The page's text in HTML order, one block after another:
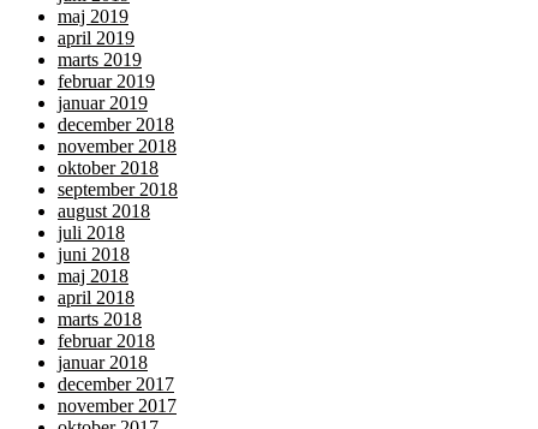
maj 2019
april 2019
marts 2019
februar 2019
januar 2019
december 2018
november 2018
oktober 2018
september 2018
august 2018
juli 2018
juni 2018
maj 2018
april 2018
marts 2018
februar 2018
januar 2018
december 2017
november 2017